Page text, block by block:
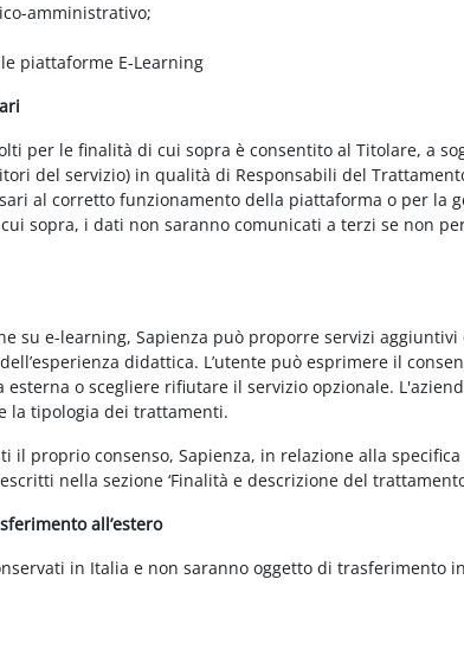
amministrativo;
piattaforme E-Learning
per le finalità di cui sopra è consentito al Titolare, a
del servizio) in qualità di Responsabili del
al corretto funzionamento della piattaforma o per la
sopra, i dati non saranno comunicati a terzi se non
su e-learning, Sapienza può proporre servizi
didattica. L’utente può esprimere il
esterna o scegliere rifiutare il servizio opzionale.
la tipologia dei trattamenti.
il proprio consenso, Sapienza, in relazione alla
nella sezione ‘Finalità e descrizione del
all’estero
in Italia e non saranno oggetto di trasferimento